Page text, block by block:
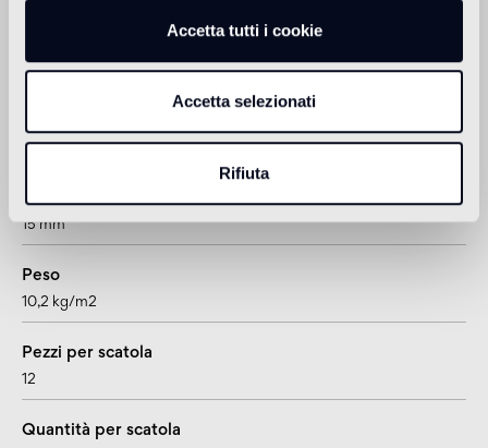
Accetta tutti i cookie
Accetta selezionati
Rifiuta
Informazioni tecniche
doga
Spessore
15 mm
Peso
10,2 kg/m2
Pezzi per scatola
12
Quantità per scatola